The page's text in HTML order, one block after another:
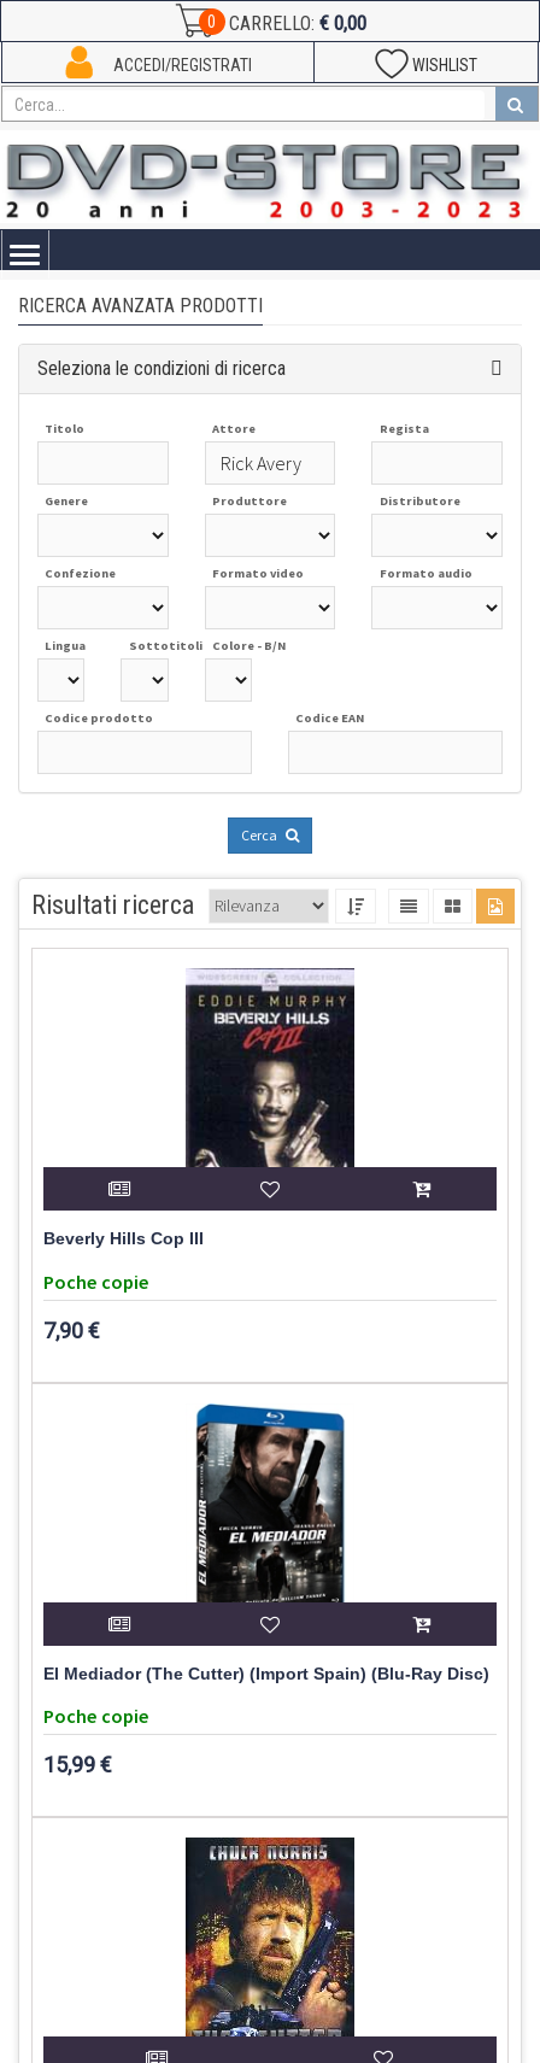
0 CARRELLO: € 0,00
WISHLIST
ACCEDI/REGISTRATI
Toggle
RICERCA AVANZATA PRODOTTI
Seleziona le condizioni di ricerca
Titolo Attore Regista
Genere Produttore Distributore
Confezione Formato video Formato audio
Lingua Sottotitoli Colore - B/N
Codice prodotto Codice EAN
Cerca
Risultati ricerca
Beverly Hills Cop III
Poche copie
7,90 €
El Mediador (The Cutter) (Import Spain) (Blu-Ray Disc)
Poche copie
15,99 €